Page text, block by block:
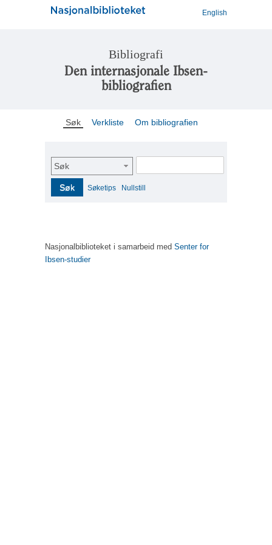
English
Bibliografi
Den internasjonale Ibsen-
bibliografien
Søk Verkliste Om bibliografien
Søk
Søk Søketips Nullstill
Nasjonalbiblioteket i samarbeid med Senter for
Ibsen-studier